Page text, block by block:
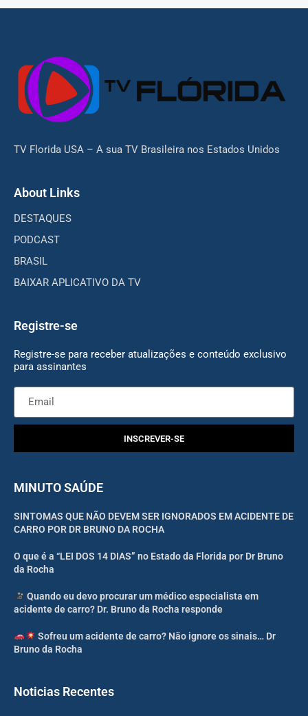
TV Florida USA – A sua TV Brasileira nos Estados Unidos
About Links
DESTAQUES
PODCAST
BRASIL
BAIXAR APLICATIVO DA TV
Registre-se
Registre-se para receber atualizações e conteúdo exclusivo
para assinantes
INSCREVER-SE
MINUTO SAÚDE
SINTOMAS QUE NÃO DEVEM SER IGNORADOS EM ACIDENTE DE
CARRO POR DR BRUNO DA ROCHA
O que é a “LEI DOS 14 DIAS” no Estado da Florida por Dr Bruno
da Rocha
Quando eu devo procurar um médico especialista em
acidente de carro? Dr. Bruno da Rocha responde
Sofreu um acidente de carro? Não ignore os sinais… Dr
Bruno da Rocha
Noticias Recentes